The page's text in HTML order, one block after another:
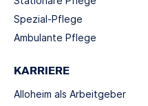
Spezial-Pflege
Ambulante Pflege
KARRIERE
Alloheim als Arbeitgeber